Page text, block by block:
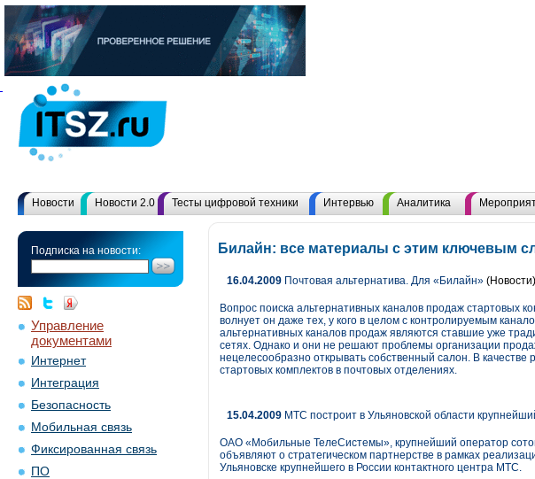
Новости Новости 2.0 Тесты цифровой техники Интервью Аналитика
Подписка на новости:
Управление
документами
Интернет
Интеграция
Безопасность
Мобильная связь
Фиксированная связь
ПО
Билайн: все материалы с этим ключевым
16.04.2009 Почтовая альтернатива. Для «Билайн» (Новости)
Вопрос поиска альтернативных каналов продаж стартовых
волнует он даже тех, у кого в целом с контролируемым
альтернативных каналов продаж являются ставшие уже
сетях. Однако и они не решают проблемы организации
нецелесообразно открывать собственный салон. В
стартовых комплектов в почтовых отделениях.
15.04.2009 МТС построит в Ульяновской области
ОАО «Мобильные ТелеСистемы», крупнейший оператор
объявляют о стратегическом партнерстве в рамках
Ульяновске крупнейшего в России контактного центра МТС.